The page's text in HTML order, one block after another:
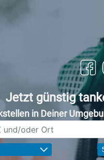
Jetzt günstig
in Deiner